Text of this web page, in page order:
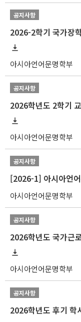
공지사항
2026-2학기 국가장
아시아언어문명학부
공지사항
2026학년도 2학기
아시아언어문명학부
공지사항
[2026-1] 아시아언
아시아언어문명학부
공지사항
아시아언어문명학부
공지사항
2026학년도 후기 학